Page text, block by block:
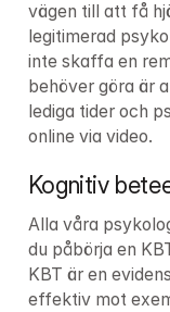
vägen till att få
legitimerad
inte skaffa en
behöver göra är
lediga tider och
online via video.
Kognitiv
Alla våra
du påbörja en
KBT är en
effektiv mot